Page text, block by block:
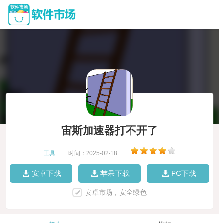
宙斯加速器打不开了
工具 时间：2025-02-18
安卓下载 苹果下载 PC下载
安卓市场，安全绿色